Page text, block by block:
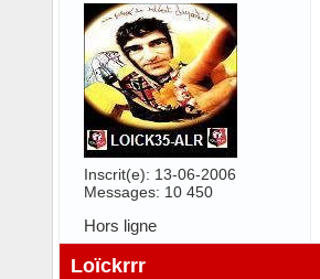
Inscrit(e): 13-06-2006
Messages: 10 450
Hors ligne
Loïckrrr